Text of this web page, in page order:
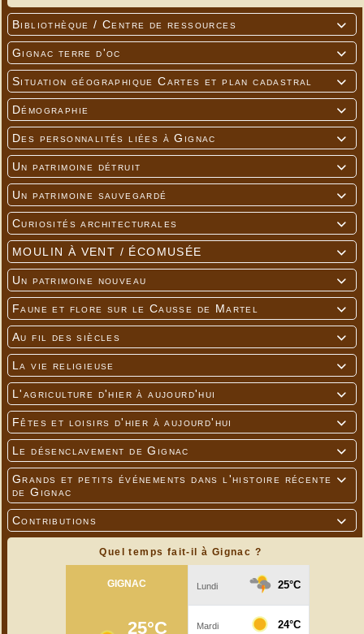

Bibliothèque / Centre de ressources

Gignac terre d'oc

Situation géographique Cartes et plan cadastral

Démographie

Des personnalités liées à Gignac

Un patrimoine détruit

Un patrimoine sauvegardé

Curiosités architecturales

MOULIN À VENT / ÉCOMUSÉE

Un patrimoine nouveau

Faune et flore sur le Causse de Martel

Au fil des siècles

La vie religieuse

L'agriculture d'hier à aujourd'hui

Fêtes et loisirs d'hier à aujourd'hui

Le désenclavement de Gignac

Grands et petits événements dans l'histoire récente
de Gignac

Contributions
Quel temps fait-il à Gignac ?
---
---
Photos Cathy Pluvinage